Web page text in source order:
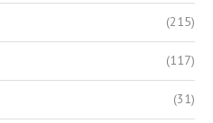
(215)
(117)
(31)